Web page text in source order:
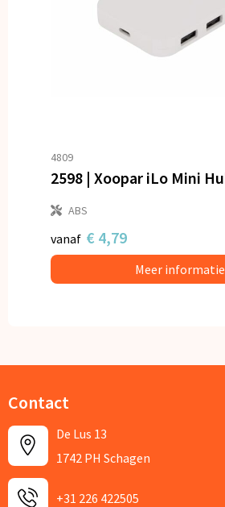
4809
ABS
vanaf € 4,79
Meer informatie
Contact
De Lus 13
1742 PH Schagen
+31 226 422505